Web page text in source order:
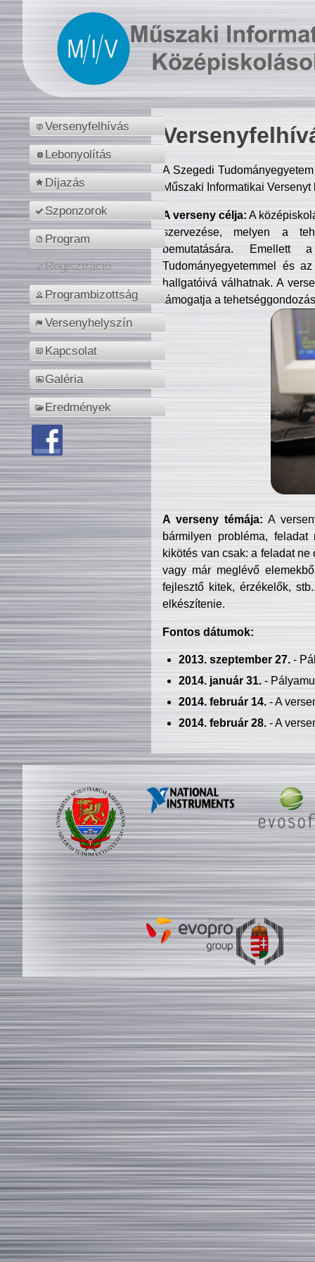
Versenyfelhívás
Lebonyolítás
Díjazás
Szponzorok
Program
Regisztráció
Programbizottság
Versenyhelyszín
Kapcsolat
Galéria
Eredmények
A Szegedi
Műszaki Informatikai
A verseny célja: A
szervezése, melyen a
bemutatására. Emellett
Tudományegyetemmel és
hallgatóivá válhatnak. A
támogatja a
A verseny témája: A
bármilyen probléma, feladat
kikötés van csak: a feladat
vagy már meglévő
fejlesztő kitek, érzékelők,
elkészítenie.
Fontos dátumok:
2013. szeptember 27.-
2014. január 31.-
2014. február 14.- A
2014. február 28.- A